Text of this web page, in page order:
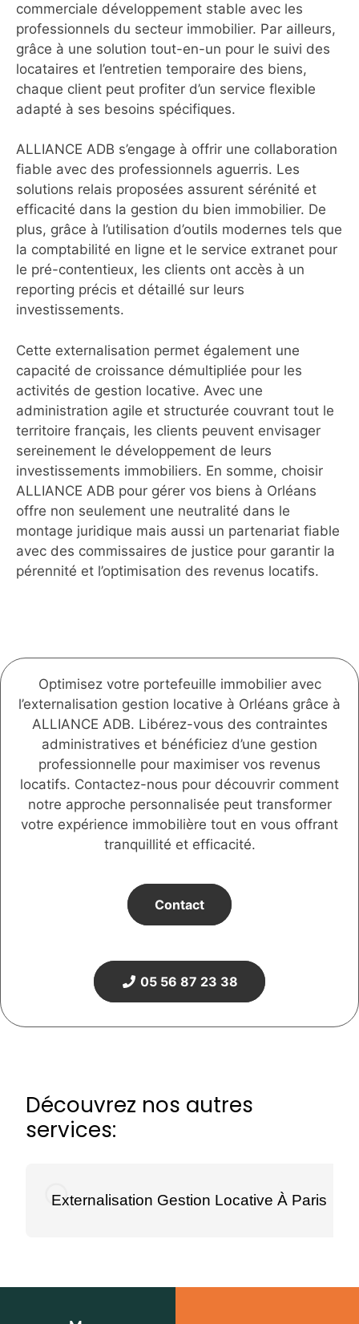
commerciale développement stable avec les
professionnels du secteur immobilier. Par ailleurs,
grâce à une solution tout-en-un pour le suivi des
locataires et l’entretien temporaire des biens,
chaque client peut profiter d’un service flexible
adapté à ses besoins spécifiques.
ALLIANCE ADB s’engage à offrir une collaboration
fiable avec des professionnels aguerris. Les
solutions relais proposées assurent sérénité et
efficacité dans la gestion du bien immobilier. De
plus, grâce à l’utilisation d’outils modernes tels que
la comptabilité en ligne et le service extranet pour
le pré-contentieux, les clients ont accès à un
reporting précis et détaillé sur leurs
investissements.
Cette externalisation permet également une
capacité de croissance démultipliée pour les
activités de gestion locative. Avec une
administration agile et structurée couvrant tout le
territoire français, les clients peuvent envisager
sereinement le développement de leurs
investissements immobiliers. En somme, choisir
ALLIANCE ADB pour gérer vos biens à Orléans
offre non seulement une neutralité dans le
montage juridique mais aussi un partenariat fiable
avec des commissaires de justice pour garantir la
pérennité et l’optimisation des revenus locatifs.
Optimisez votre portefeuille immobilier avec
l’externalisation gestion locative à Orléans grâce à
ALLIANCE ADB. Libérez-vous des contraintes
administratives et bénéficiez d’une gestion
professionnelle pour maximiser vos revenus
locatifs. Contactez-nous pour découvrir comment
notre approche personnalisée peut transformer
votre expérience immobilière tout en vous offrant
tranquillité et efficacité.
Contact
05 56 87 23 38
Découvrez nos autres
services:
Externalisation Gestion Locative À Paris